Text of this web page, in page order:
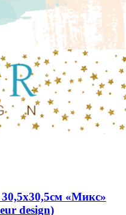
«Микс»
design)